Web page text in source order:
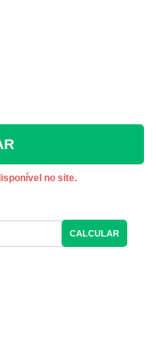
no site.
CALCULAR